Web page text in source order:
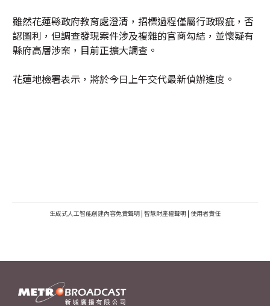
雖然花蓮縣政府教育處澄清，招標過程僅屬行政瑕疵，否
認圖利，但調查發現案件涉及複雜的官商勾結，並懷疑有
縣府高層涉案，目前正擴大調查。
花蓮地檢署表示，將於今日上午交代最新偵辦進度。
生成式人工智能創建內容免責聲明 | 智慧財產權聲明 | 使用者責任